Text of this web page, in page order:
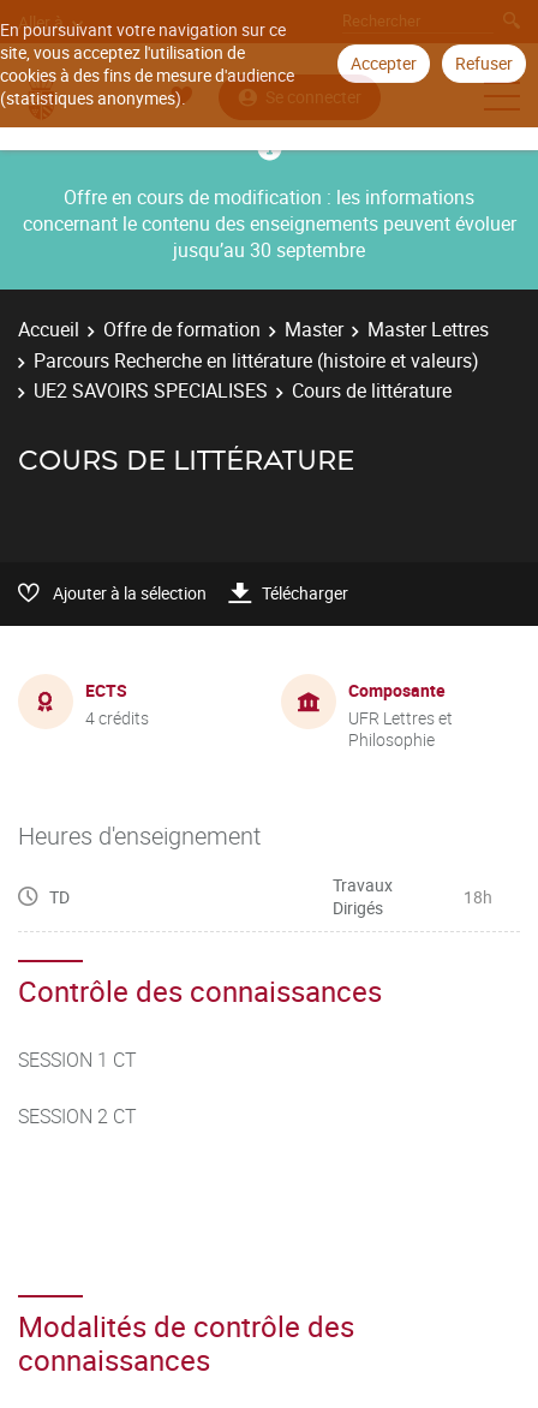
En poursuivant votre navigation sur ce
site, vous acceptez l'utilisation de
cookies à des fins de mesure d'audience
(statistiques anonymes).
Accepter Refuser
Aller à
Se connecter
Offre en cours de modification : les informations
concernant le contenu des enseignements peuvent évoluer
jusqu’au 30 septembre
Accueil Offre de formation Master
Master Lettres
Parcours Recherche en littérature (histoire et valeurs)
UE2 SAVOIRS SPECIALISES
Cours de littérature
COURS DE LITTÉRATURE
Ajouter à la sélection Télécharger
ECTS
4 crédits
Composante
UFR Lettres et
Philosophie
Heures d'enseignement
TD
Travaux
Dirigés
18h
Contrôle des connaissances
SESSION 1 CT
SESSION 2 CT
Modalités de contrôle des
connaissances